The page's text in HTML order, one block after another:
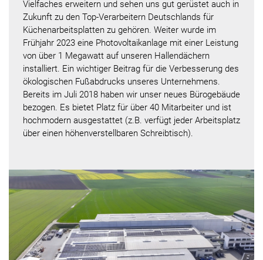
Vielfaches erweitern und sehen uns gut gerüstet auch in
Zukunft zu den Top-Verarbeitern Deutschlands für
Küchenarbeitsplatten zu gehören. Weiter wurde im
Frühjahr 2023 eine Photovoltaikanlage mit einer Leistung
von über 1 Megawatt auf unseren Hallendächern
installiert. Ein wichtiger Beitrag für die Verbesserung des
ökologischen Fußabdrucks unseres Unternehmens.
Bereits im Juli 2018 haben wir unser neues Bürogebäude
bezogen. Es bietet Platz für über 40 Mitarbeiter und ist
hochmodern ausgestattet (z.B. verfügt jeder Arbeitsplatz
über einen höhenverstellbaren Schreibtisch).